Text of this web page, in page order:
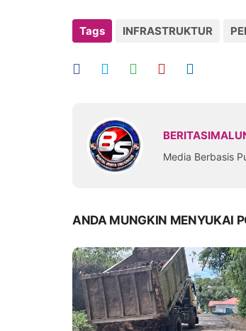
Tags INFRASTRUKTUR
Media Berbasis
ANDA MUNGKIN MENYUKAI